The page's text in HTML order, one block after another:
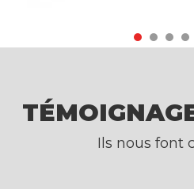
Ils nous font